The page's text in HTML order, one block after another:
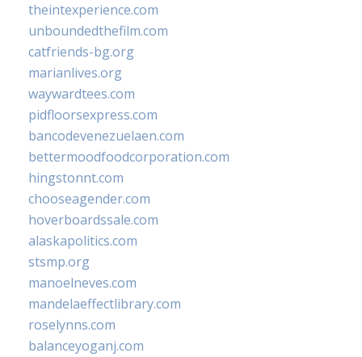
theintexperience.com
unboundedthefilm.com
catfriends-bg.org
marianlives.org
waywardtees.com
pidfloorsexpress.com
bancodevenezuelaen.com
bettermoodfoodcorporation.com
hingstonnt.com
chooseagender.com
hoverboardssale.com
alaskapolitics.com
stsmp.org
manoelneves.com
mandelaeffectlibrary.com
roselynns.com
balanceyoganj.com